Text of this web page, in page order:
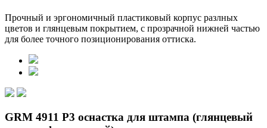
Прочный и эргономичный пластиковый корпус разлных
цветов и глянцевым покрытием, с прозрачной нижней частью
для более точного позиционирования оттиска.
GRM 4911 P3 оснастка для штампа (глянцевый